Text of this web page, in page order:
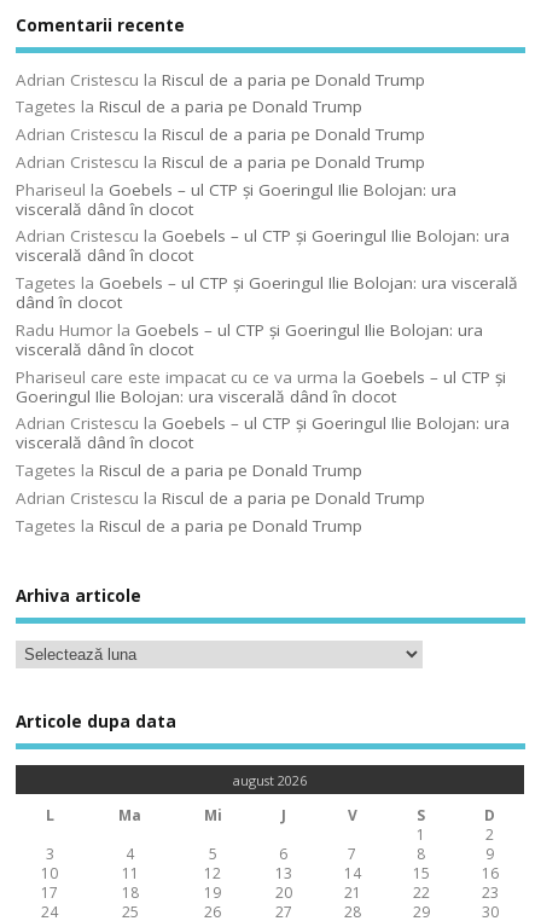
Comentarii recente
Adrian Cristescu laRiscul de a paria pe Donald Trump
Tagetes laRiscul de a paria pe Donald Trump
Adrian Cristescu laRiscul de a paria pe Donald Trump
Adrian Cristescu laRiscul de a paria pe Donald Trump
Phariseul la Goebels – ul CTP şi Goeringul Ilie Bolojan: ura
viscerală dând în clocot
Adrian Cristescu la Goebels – ul CTP şi Goeringul Ilie Bolojan: ura
viscerală dând în clocot
Tagetes la Goebels – ul CTP şi Goeringul Ilie Bolojan: ura viscerală
dând în clocot
Radu Humor la Goebels – ul CTP şi Goeringul Ilie Bolojan: ura
viscerală dând în clocot
Phariseul care este impacat cu ce va urma la Goebels – ul CTP şi
Goeringul Ilie Bolojan: ura viscerală dând în clocot
Adrian Cristescu la Goebels – ul CTP şi Goeringul Ilie Bolojan: ura
viscerală dând în clocot
Tagetes laRiscul de a paria pe Donald Trump
Adrian Cristescu laRiscul de a paria pe Donald Trump
Tagetes laRiscul de a paria pe Donald Trump
Arhiva articole
Articole dupa data
august 2026
L Ma Mi J V S
D
1
2
3
4 5 6 7 8
9
10
11 12 13 14 15
16
17
18 19 20 21 22
23
24
25 26 27 28 29 30